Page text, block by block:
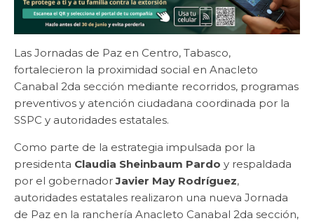
Las Jornadas de Paz en Centro, Tabasco,
fortalecieron la proximidad social en Anacleto
Canabal 2da sección mediante recorridos, programas
preventivos y atención ciudadana coordinada por la
SSPC y autoridades estatales.
Como parte de la estrategia impulsada por la
presidenta Claudia Sheinbaum Pardo y respaldada
por el gobernadorJavier May Rodríguez,
autoridades estatales realizaron una nueva Jornada
de Paz en la ranchería Anacleto Canabal 2da sección,